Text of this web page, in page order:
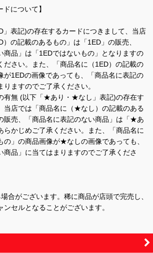
ドについて】
」表記)の存在するカードにつきまして、当店
の記載のあるもの」は「1ED」の販売、
商品」は「1EDではないもの」となりますの
ださい。また、「商品名に（1ED）の記載の
が1EDの画像であっても、「商品名に表記の
ますのでご了承ください。
有無 (以下「★あり・★なし」表記)の存在す
当店では「商品名に（★なし）の記載のある
販売、「商品名に表記のない商品」は「★あ
らかじめご了承ください。また、「商品名に
の」の商品画像が★なしの画像であっても、
商品」に当てはまりますのでご了承くださ
合がございます。稀に商品が店頭で完売し、
セルとなることがございます。